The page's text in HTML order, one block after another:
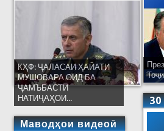
КҲФ: ҶАЛАСАИ ҲАЙАТИ
МУШОВАРА ОИД БА
ҶАМЪБАСТИ
НАТИҶАҲОИ...
Маводҳои видеоӣ